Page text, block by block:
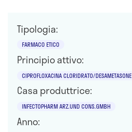
Tipologia:
FARMACO ETICO
Principio attivo:
CIPROFLOXACINA CLORIDRATO/DESAMETASONE
Casa produttrice:
INFECTOPHARM ARZ.UND CONS.GMBH
Anno: